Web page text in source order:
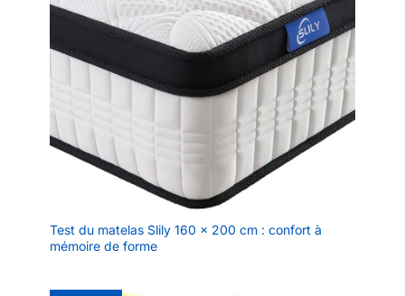
Test du matelas Slily 160 x 200 cm : confort à
mémoire de forme